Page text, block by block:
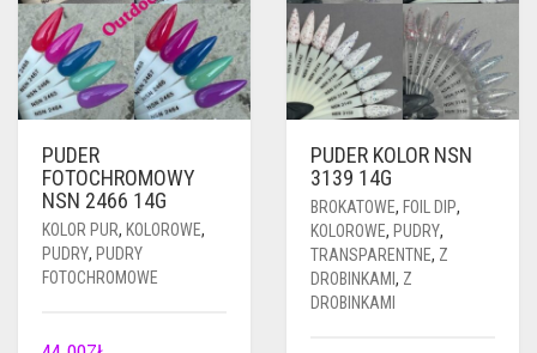
PUDER
FOTOCHROMOWY
NSN 2466 14G
KOLOR PUR, KOLOROWE,
PUDRY, PUDRY
FOTOCHROMOWE
PUDER KOLOR NSN
3139 14G
BROKATOWE, FOIL DIP,
KOLOROWE, PUDRY,
TRANSPARENTNE, Z
DROBINKAMI , Z
DROBINKAMI